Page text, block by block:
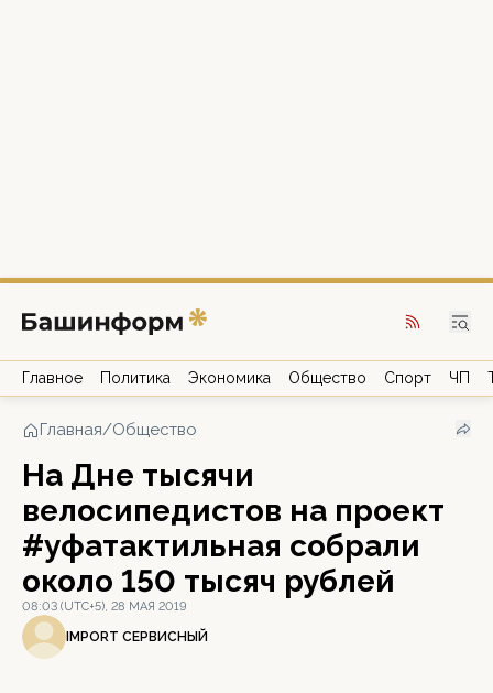
Главное Политика Экономика Общество Спорт ЧП
Главная/Общество
На Дне тысячи
велосипедистов на проект
#уфатактильная собрали
около 150 тысяч рублей
08:03 (UTC+5), 28 МАЯ 2019
IMPORT СЕРВИСНЫЙ